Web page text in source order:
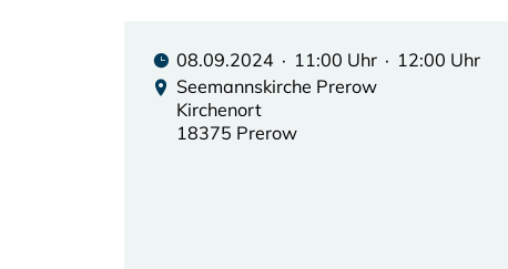
08.09.2024 · 11:00 Uhr · 12:00 Uhr
Seemannskirche Prerow
Kirchenort
18375 Prerow